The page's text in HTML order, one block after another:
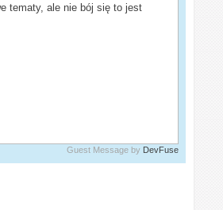
tematy, ale nie bój się to jest
Guest Message by DevFuse